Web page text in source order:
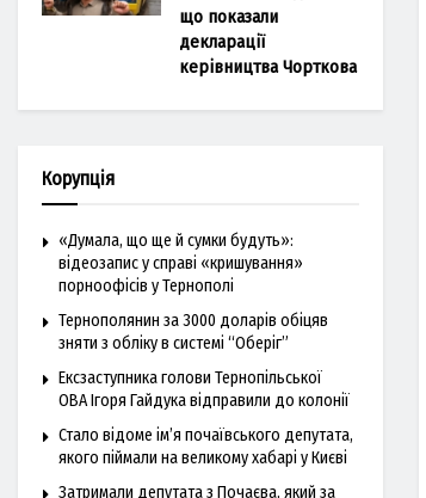
що показали
декларації
керівництва Чорткова
Корупція
«Думала, що ще й сумки будуть»:
відеозапис у справі «кришування»
порноофісів у Тернополі
Тернополянин за 3000 доларів обіцяв
зняти з обліку в системі “Оберіг”
Ексзаступника голови Тернопільської
ОВА Ігоря Гайдука відправили до колонії
Стало відоме ім’я почаївського депутата,
якого піймали на великому хабарі у Києві
Затримали депутата з Почаєва, який за